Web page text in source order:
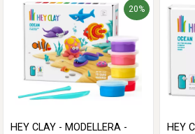
20%
HEY CLAY - MODELLERA -
HEY